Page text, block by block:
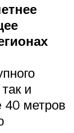
и
метров